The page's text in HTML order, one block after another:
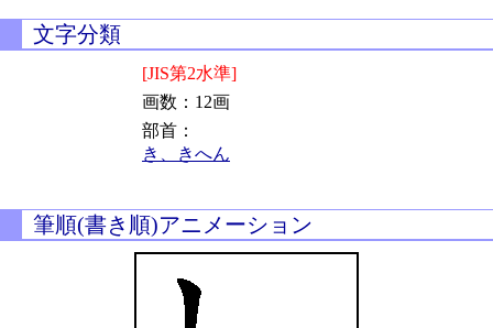
文字分類
[JIS第2水準]
画数：12画
部首：
き、きへん
筆順(書き順)アニメーション